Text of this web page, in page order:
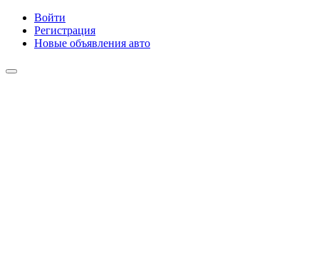
Войти
Регистрация
Новые объявления авто